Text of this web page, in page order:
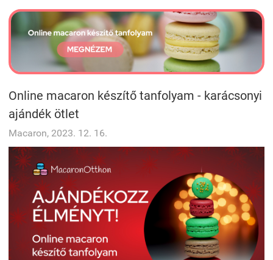
Online macaron készítő tanfolyam - karácsonyi
ajándék ötlet
Macaron, 2023. 12. 16.